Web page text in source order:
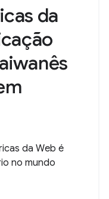
da
da Web é
no mundo